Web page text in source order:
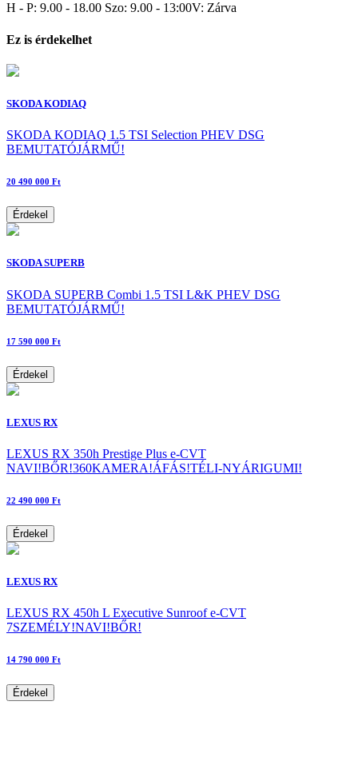
H - P: 9.00 - 18.00 Szo: 9.00 - 13:00V: Zárva
Ez is érdekelhet
SKODA KODIAQ
SKODA KODIAQ 1.5 TSI Selection PHEV DSG
BEMUTATÓJÁRMŰ!
20 490 000 Ft
Érdekel
SKODA SUPERB
SKODA SUPERB Combi 1.5 TSI L&K PHEV DSG
BEMUTATÓJÁRMŰ!
17 590 000 Ft
Érdekel
LEXUS RX
LEXUS RX 350h Prestige Plus e-CVT
NAVI!BŐR!360KAMERA!ÁFÁS!TÉLI-NYÁRIGUMI!
22 490 000 Ft
Érdekel
LEXUS RX
LEXUS RX 450h L Executive Sunroof e-CVT
7SZEMÉLY!NAVI!BŐR!
14 790 000 Ft
Érdekel